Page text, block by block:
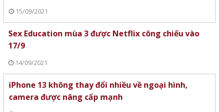
15/09/2021
Sex Education mùa 3 được Netflix công chiếu vào
17/9
14/09/2021
iPhone 13 không thay đổi nhiều về ngoại hình,
camera được nâng cấp mạnh